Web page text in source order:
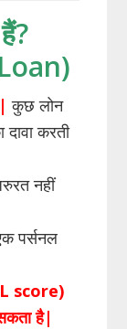
कुछ लोन
करती
नहीं
पर्सनल
score)
है|